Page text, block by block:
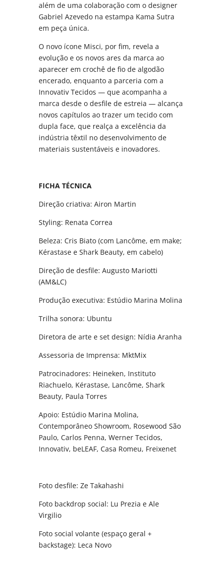
além de uma colaboração com o designer
Gabriel Azevedo na estampa Kama Sutra
em peça única.
O novo ícone Misci, por fim, revela a
evolução e os novos ares da marca ao
aparecer em crochê de fio de algodão
encerado, enquanto a parceria com a
Innovativ Tecidos — que acompanha a
marca desde o desfile de estreia — alcança
novos capítulos ao trazer um tecido com
dupla face, que realça a excelência da
indústria têxtil no desenvolvimento de
materiais sustentáveis e inovadores.
FICHA TÉCNICA
Direção criativa: Airon Martin
Styling: Renata Correa
Beleza: Cris Biato (com Lancôme, em make;
Kérastase e Shark Beauty, em cabelo)
Direção de desfile: Augusto Mariotti
(AM&LC)
Produção executiva: Estúdio Marina Molina
Trilha sonora: Ubuntu
Diretora de arte e set design: Nídia Aranha
Assessoria de Imprensa: MktMix
Patrocinadores: Heineken, Instituto
Riachuelo, Kérastase, Lancôme, Shark
Beauty, Paula Torres
Apoio: Estúdio Marina Molina,
Contemporâneo Showroom, Rosewood São
Paulo, Carlos Penna, Werner Tecidos,
Innovativ, beLEAF, Casa Romeu, Freixenet
Foto desfile: Ze Takahashi
Foto backdrop social: Lu Prezia e Ale
Virgilio
Foto social volante (espaço geral +
backstage): Leca Novo